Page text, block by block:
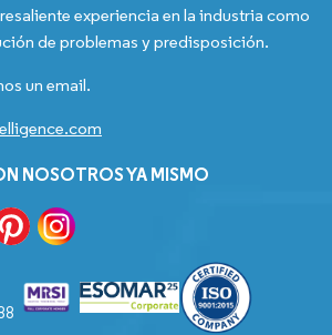
experiencia en la industria como
de problemas y predisposición.
un email.
NOSOTROS YA MISMO